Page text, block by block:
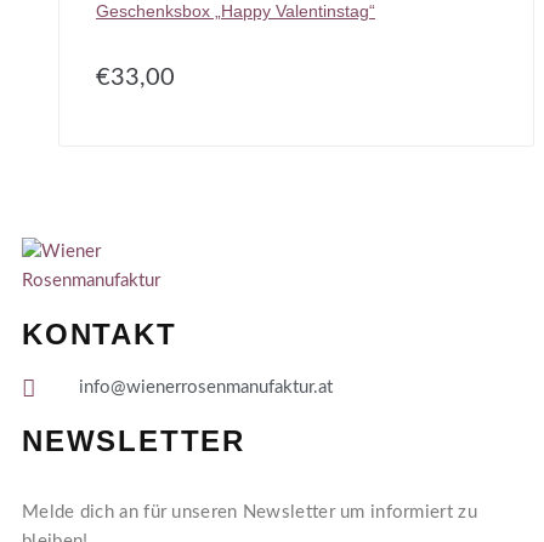
Geschenksbox „Happy Valentinstag“
€33,00
KONTAKT
info@wienerrosenmanufaktur.at
NEWSLETTER
Melde dich an für unseren Newsletter um informiert zu